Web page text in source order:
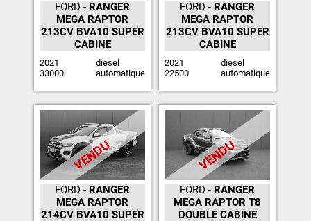
FORD - RANGER
MEGA RAPTOR
213CV BVA10 SUPER
CABINE
2021
33000
diesel
automatique
FORD - RANGER
MEGA RAPTOR
213CV BVA10 SUPER
CABINE
2021
22500
diesel
automatique
VENDU
FORD - RANGER
MEGA RAPTOR
214CV BVA10 SUPER
VENDU
FORD - RANGER
MEGA RAPTOR T8
DOUBLE CABINE